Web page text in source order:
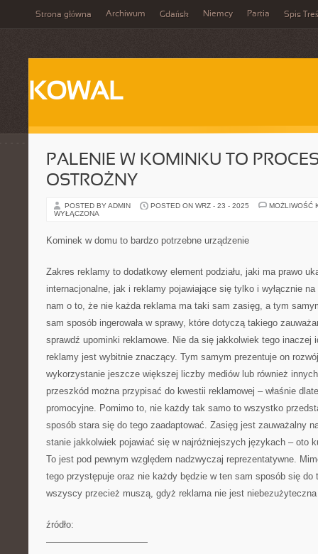
Strona główna Archiwum Gdańsk Niemcy Partia Spis
KOWAL
PALENIE W KOMINKU TO
OSTROŻNY
POSTED BY ADMIN POSTED ON WRZ - 23 - 2025
MOŻLIWOŚĆ
WYŁĄCZONA
Kominek w domu to bardzo potrzebne urządzenie
Zakres reklamy to dodatkowy element podziału, jaki ma prawo
internacjonalne, jak i reklamy pojawiające się tylko i wyłącznie
nam o to, że nie każda reklama ma taki sam zasięg, a tym
sam sposób ingerowała w sprawy, które dotyczą takiego
sprawdź upominki reklamowe. Nie da się jakkolwiek tego inaczej
reklamy jest wybitnie znaczący. Tym samym prezentuje on
wykorzystanie jeszcze większej liczby mediów lub również
przeszkód można przypisać do kwestii reklamowej – właśnie
promocyjne. Pomimo to, nie każdy tak samo to wszystko
sposób stara się do tego zaadaptować. Zasięg jest zauważalny
stanie jakkolwiek pojawiać się w najróżniejszych językach – oto
To jest pod pewnym względem nadzwyczaj reprezentatywne.
tego przystępuje oraz nie każdy będzie w ten sam sposób się do
wszyscy przecież muszą, gdyż reklama nie jest
źródło:
———————————